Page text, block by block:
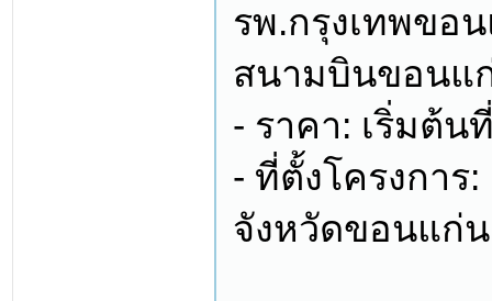
รพ.กรุงเทพขอ
สนามบินขอนแ
- ราคา: เริ่มต้น
- ที่ตั้งโครงการ
จังหวัดขอนแก่น